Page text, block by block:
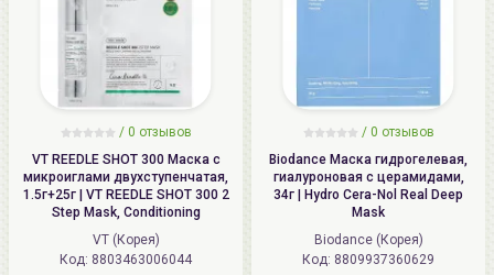
/ 0 отзывов
VT REEDLE SHOT 300 Маска с
микроиглами двухступенчатая,
1.5г+25г | VT REEDLE SHOT 300 2
Step Mask, Conditioning
VT (Корея)
Код: 8803463006044
/ 0 отзывов
Biodance Маска гидрогелевая,
гиалуроновая с церамидами,
34г | Hydro Cera-Nol Real Deep
Mask
Biodance (Корея)
Код: 8809937360629